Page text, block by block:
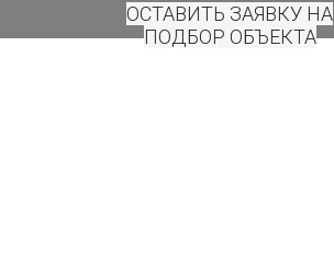
ОСТАВИТЬ ЗАЯВКУ НА
ПОДБОР ОБЪЕКТА